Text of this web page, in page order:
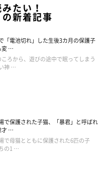
ら、キャットタワ
たい！
の新着記事
「電池切れ」した生後3カ月の保護子
…
ろから、遊びの途中で眠ってしまう
神 …
で保護された子猫、「暴君」と呼ばれ
才 …
で母猫とともに保護された6匹の子
の1 …